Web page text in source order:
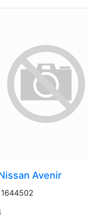
Avenir